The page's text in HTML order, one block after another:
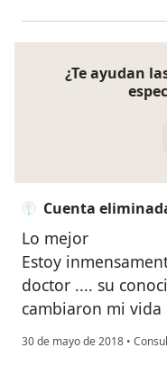
¿Te ayudan
Cuenta
Lo mejor
Estoy
doctor .... su
cambiaron mi vida
30 de mayo de 2018 •